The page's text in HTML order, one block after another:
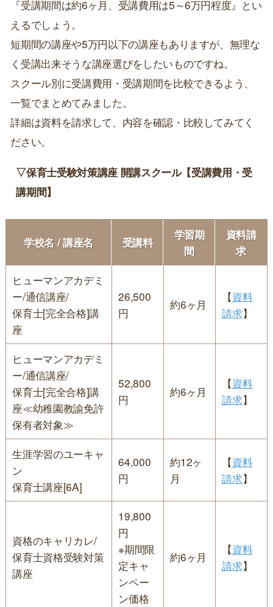
『受講期間は約6ヶ月、受講費用は5～6万円程度』とい
えるでしょう。
短期間の講座や5万円以下の講座もありますが、無理な
く受講出来そうな講座選びをしたいものですね。
スクール別に受講費用・受講期間を比較できるよう、
一覧でまとめてみました。
詳細は資料を請求して、内容を確認・比較してみてく
ださい。
▽保育士受験対策講座 開講スクール【受講費用・受
講期間】
学校名 / 講座名 受講料
学習期
間
資料請
求
ヒューマンアカデミ
ー/通信講座/
保育士[完全合格]講
座
26,500
円
約6ヶ月
【資料
請求】
ヒューマンアカデミ
ー/通信講座/
保育士[完全合格]講
座≪幼稚園教諭免許
保有者対象≫
52,800
円
約6ヶ月
【資料
請求】
生涯学習のユーキャ
ン
保育士講座[6A]
64,000
円
約12ヶ
月
【資料
請求】
資格のキャリカレ/
保育士資格受験対策
講座
19,800
円
※期間限
定キャ
ンペー
ン価格
約6ヶ月
【資料
請求】